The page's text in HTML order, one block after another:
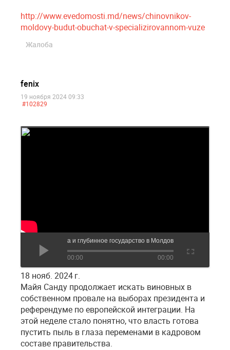
http://www.evedomosti.md/news/chinovnikov-
moldovy-budut-obuchat-v-specializirovannom-vuze
Жалоба
fenix
19 ноября 2024 09:33
#102829
Соросята и глубинное государство в Молдове
00:00 00:00
18 нояб. 2024 г.
Майя Санду продолжает искать виновных в
собственном провале на выборах президента и
референдуме по европейской интеграции. На
этой неделе стало понятно, что власть готова
пустить пыль в глаза переменами в кадровом
составе правительства.